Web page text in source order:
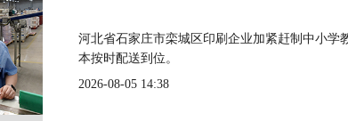
河北省石家庄市栾城区印刷企业加紧赶制中小学
本按时配送到位。
2026-08-05 14:38